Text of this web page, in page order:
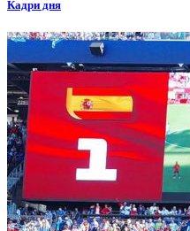
Кадри дня